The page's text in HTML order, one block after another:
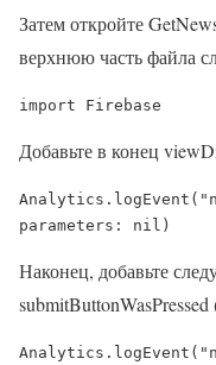
Затем откройте
верхнюю часть файла
import Firebase
Добавьте в конец
Analytics .logEvent(
parameters: nil )
Наконец, добавьте
submitButtonWasPressed
Analytics .logEvent(